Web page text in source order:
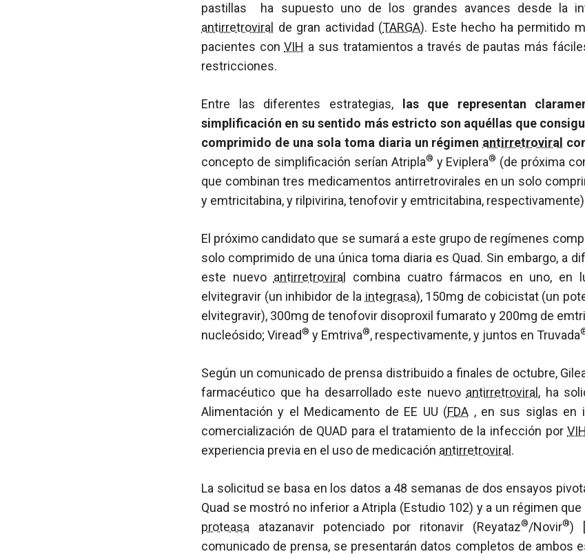
pastillas ha supuesto uno de los grandes avances desde la
antirretroviral
de gran actividad (TARGA). Este hecho ha permitido
pacientes conVIH a sus tratamientos a través de pautas más
restricciones.
Entre las diferentes estrategias,
las que representan
simplificación en su sentido más estricto son aquéllas que
comprimido de una sola toma diaria un régimen antirretroviral
concepto de simplificación serían Atripla® y Eviplera® (de próxima
que combinan tres medicamentos antirretrovirales en un solo
y emtricitabina, y rilpivirina, tenofovir y emtricitabina,
El próximo candidato que se sumará a este grupo de regímenes
solo comprimido de una única toma diaria es Quad. Sin embargo, a
este nuevo antirretroviral
combina cuatro fármacos en uno, en
elvitegravir (un inhibidor de la integrasa), 150mg de cobicistat (un
elvitegravir), 300mg de tenofovir disoproxil fumarato y 200mg de
nucleósido; Viread® y Emtriva®, respectivamente, y juntos en Truvada
Según un comunicado de prensa distribuido a finales de octubre,
farmacéutico que ha desarrollado este nuevo antirretroviral , ha
Alimentación y el Medicamento de EE UU (FDA , en sus siglas en
comercialización de QUAD para el tratamiento de la infección porVIH
experiencia previa en el uso de medicación antirretroviral .
La solicitud se basa en los datos a 48 semanas de dos ensayos
Quad se mostró no inferior a Atripla (Estudio 102) y a un régimen
proteasa atazanavir potenciado por ritonavir (Reyataz®/Novir®)
comunicado de prensa, se presentarán datos completos de ambos